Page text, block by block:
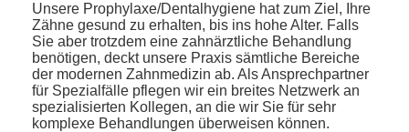
Unsere Prophylaxe/Dentalhygiene hat zum Ziel, Ihre
Zähne gesund zu erhalten, bis ins hohe Alter. Falls
Sie aber trotzdem eine zahnärztliche Behandlung
benötigen, deckt unsere Praxis sämtliche Bereiche
der modernen Zahnmedizin ab. Als Ansprechpartner
für Spezialfälle pflegen wir ein breites Netzwerk an
spezialisierten Kollegen, an die wir Sie für sehr
komplexe Behandlungen überweisen können.